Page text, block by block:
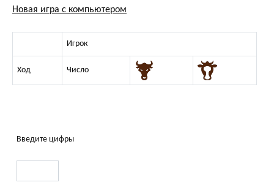
Новая игра с компьютером
Игрок
Ход Число
Введите цифры